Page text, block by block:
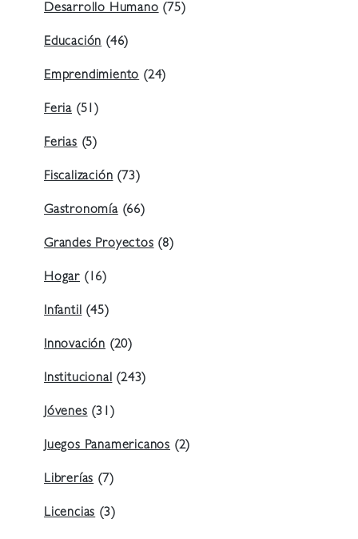
Desarrollo Humano (75)
Educación (46)
Emprendimiento (24)
Feria (51)
Ferias (5)
Fiscalización (73)
Gastronomía(66)
Grandes Proyectos (8)
Hogar (16)
Infantil (45)
Innovación (20)
Institucional (243)
Jóvenes (31)
Juegos Panamericanos (2)
Librerías (7)
Licencias (3)